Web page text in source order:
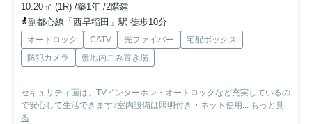
10.20㎡ (1R) /築1年 /2階建
副都心線「西早稲田」駅 徒歩10分
オートロック CATV 光ファイバー
宅配ボックス
防犯カメラ
敷地内ごみ置き場
セキュリティ面は、TVインターホン・オートロックなど充実しているの
で安心して生活できます♪室内設備は照明付き・ネット使用... もっと見
る